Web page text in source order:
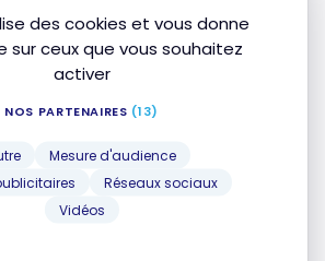
des cookies et vous donne
sur ceux que vous souhaitez
activer
NOS PARTENAIRES (13)
Mesure d'audience
Réseaux sociaux
Vidéos
Marriott Bonvoy
Buenos Aires, Luxury
| Marriott Bonvoy